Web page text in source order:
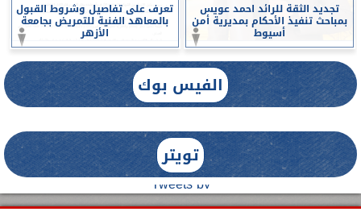
تجديد الثقة للرائد احمد عويس
بمباحث تنفيذ الأحكام بمديرية أمن
أسيوط
تعرف على تفاصيل وشروط القبول
بالمعاهد الفنية للتمريض بجامعة
الأزهر
الفيس بوك
تويتر
Tweets by